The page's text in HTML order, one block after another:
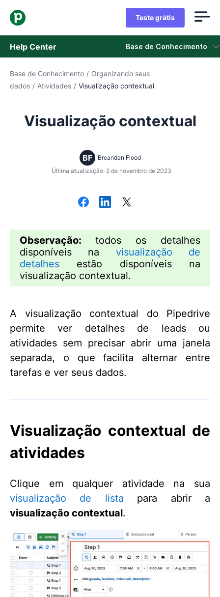
Teste grátis
Help Center Base de Conhecimento
Base de Conhecimento
Fale com o Suporte
Base de Conhecimento / Organizando seus
dados / Atividades / Visualização contextual
Visualização contextual
BF
Breandan Flood
Última atualização: 2 de novembro de 2023
Observação: todos os detalhes
disponíveis na visualização de
detalhes estão disponíveis na
visualização contextual.
A visualização contextual do Pipedrive
permite ver detalhes de leads ou
atividades sem precisar abrir uma janela
separada, o que facilita alternar entre
tarefas e ver seus dados.
Visualização contextual de
atividades
Clique em qualquer atividade na sua
visualização de lista para abrir a
visualização contextual.